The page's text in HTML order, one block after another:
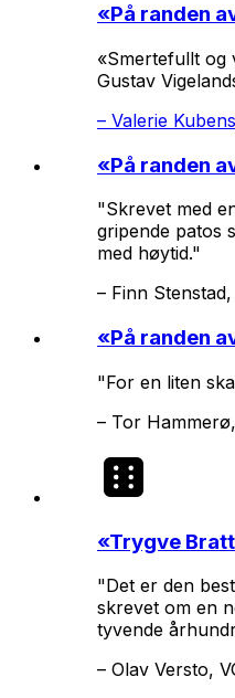
«På randen
«Smertefullt og
Gustav
– Valerie
«På randen
"Skrevet med
gripende patos
med høytid."
– Finn
«På randen
"For en liten
– Tor
«Trygve
"Det er den
skrevet om en
tyvende
– Olav Versto,